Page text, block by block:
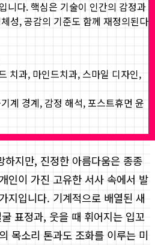
니다. 핵심은 기술이 인간의 감정과
성, 공감의 기준도 함께 재정의된다
치과, 마인드치과, 스마일 디자인,
계 경계, 감정 해석, 포스트휴먼 윤
하지만, 진정한 아름다움은 종종
인이 가진 고유한 서사 속에서 발
지입니다. 기계적으로 배열된 새
표정과, 웃을 때 휘어지는 입꼬
목소리 톤과도 조화를 이루는 미